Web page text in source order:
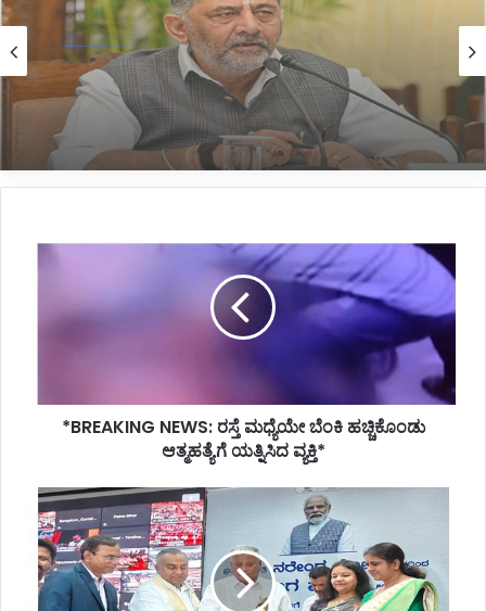
Politics
2 hours ago
*ಬಸವರಾಜ ಹೊರಟ್ಟಿ ಅವರ ಹೃದಯ ವೈಶಾಲ್ಯತೆ
ಶ್ಲಾಘನೀಯ: ಸಿಎಂ ಡಿ.ಕೆ.ಶಿವಕುಮಾರ್*
NEWS:
ವ್ಯಕ್ತಿ*
*BREAKING NEWS: ರಸ್ತೆ ಮಧ್ಯೆಯೇ ಬೆಂಕಿ ಹಚ್ಚಿಕೊಂಡು
ಆತ್ಮಹತ್ಯೆಗೆ ಯತ್ನಿಸಿದ ವ್ಯಕ್ತಿ*
*ಉದ್ಯೋಗಾಕಾಂಕ್ಷಿಗಳಿಗೆ
ಇಲ್ಲಿದೆ
ಗುಡ್
ನ್ಯೂಸ್*